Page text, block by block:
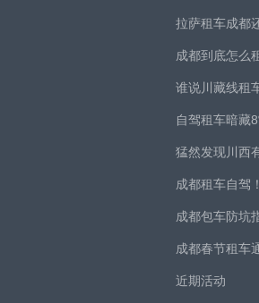
拉萨租车成都
成都到底怎么
谁说川藏线租
自驾租车暗藏
猛然发现川西
成都租车自驾
成都包车防坑
成都春节租车
近期活动